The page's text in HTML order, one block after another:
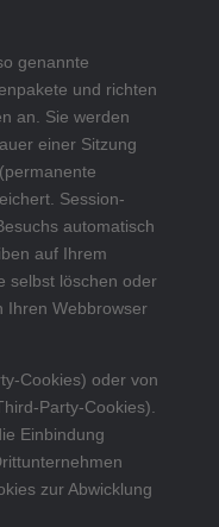
genannte
und richten
an. Sie werden
einer Sitzung
Session-
automatisch
auf Ihrem
selbst löschen oder
Ihren Webbrowser
Cookies) oder von
Party-Cookies).
Einbindung
zur Abwicklung